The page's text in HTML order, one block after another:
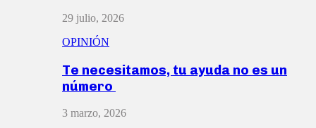
29 julio, 2026
OPINIÓN
Te necesitamos, tu ayuda no es un
número
3 marzo, 2026